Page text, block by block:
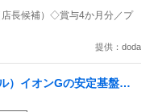
長候補）◇賞与4か月分／プ
提供：doda
）イオンGの安定基盤／